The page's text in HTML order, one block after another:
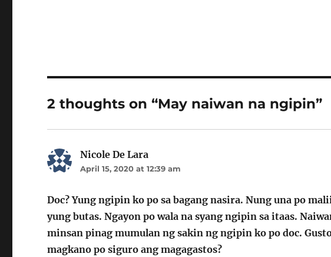
2 thoughts on “May naiwan na ngipin”
Nicole De Lara
April 15, 2020 at 12:39 am
Doc? Yung ngipin ko po sa bagang nasira. Nung una po
yung butas. Ngayon po wala na syang ngipin sa itaas.
minsan pinag mumulan ng sakin ng ngipin ko po doc.
magkano po siguro ang magagastos?